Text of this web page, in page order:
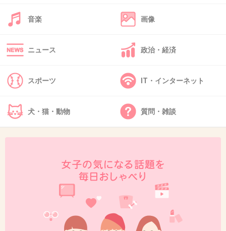
表の華やかさがわざとらしく映ってしまいそう。
こわーい。女のいがみ合いって、本当、昼ドラみたい。
2013/02/03(日) 18:55:38
音楽 画像
ニュース 政治・経済
スポーツ IT・インターネット
犬・猫・動物 質問・雑談